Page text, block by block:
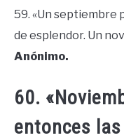
59. «Un septiembre
de esplendor. Un
Anónimo.
60.
entonces